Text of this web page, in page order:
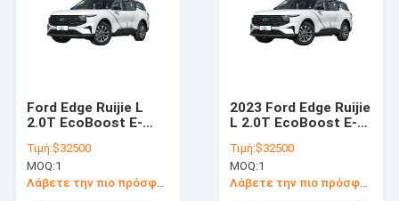
Ford Edge Ruijie L
2.0T EcoBoost E-
θυρών SUV
Ηλεκτρικό
αυτοκίνητο
Τιμή:$32500
MOQ:1
Λάβετε την πιο πρόσφατη τιμή
2023 Ford Edge Ruijie
L 2.0T EcoBoost E-
θυρών SUV
Ηλεκτρικό
αυτοκίνητο
Τιμή:$32500
MOQ:1